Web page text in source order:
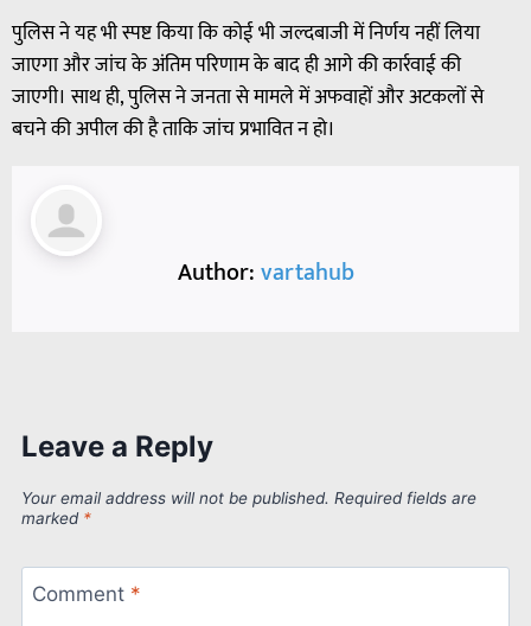
पुलिस ने यह भी स्पष्ट किया कि कोई भी जल्दबाजी में निर्णय नहीं लिया
जाएगा और जांच के अंतिम परिणाम के बाद ही आगे की कार्रवाई की
जाएगी। साथ ही, पुलिस ने जनता से मामले में अफवाहों और अटकलों से
बचने की अपील की है ताकि जांच प्रभावित न हो।
Author:vartahub
Leave a Reply
Your email address will not be published. Required fields are
marked *
Comment *